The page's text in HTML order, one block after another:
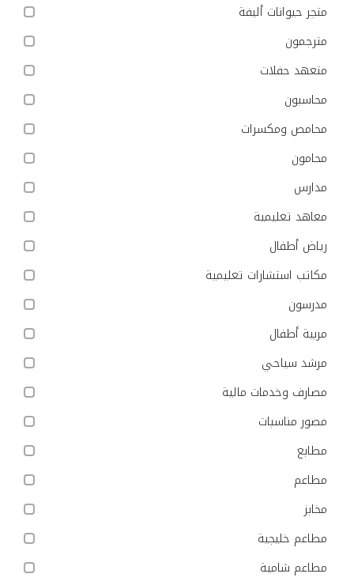
متجر حيوانات أليفة
مترجمون
متعهد حفلات
محاسبون
محامص ومكسرات
محامون
مدارس
معاهد تعليمية
رياض أطفال
مكاتب استشارات تعليمية
مدرسون
مربية أطفال
مرشد سياحي
مصارف وخدمات مالية
مصور مناسبات
مطابع
مطاعم
مخابز
مطاعم خليجية
مطاعم شامية